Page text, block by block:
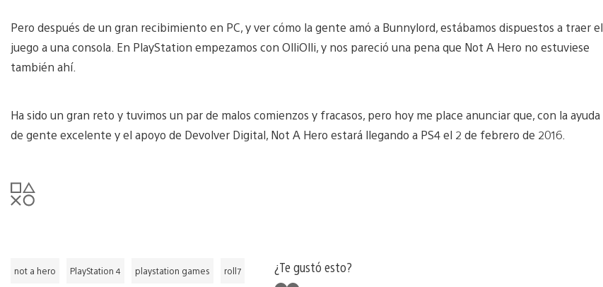
Pero después de un gran recibimiento en PC, y ver cómo la gente amó a Bunnylord, estábamos dispuestos a traer el
juego a una consola. En PlayStation empezamos con OlliOlli, y nos pareció una pena que Not A Hero no estuviese
también ahí.
Ha sido un gran reto y tuvimos un par de malos comienzos y fracasos, pero hoy me place anunciar que, con la ayuda
de gente excelente y el apoyo de Devolver Digital, Not A Hero estará llegando a PS4 el 2 de febrero de 2016.
not a hero PlayStation 4 playstation games roll7
¿Te gustó esto?